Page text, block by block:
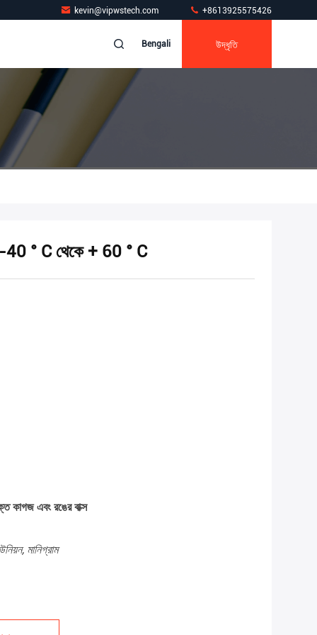
kevin@vipwstech.com +8613925575426
Bengali উদ্ধৃতি
-40 ° C থেকে + 60 ° C
কাগজ এবং রঙের বাক্স
মানিগ্রাম